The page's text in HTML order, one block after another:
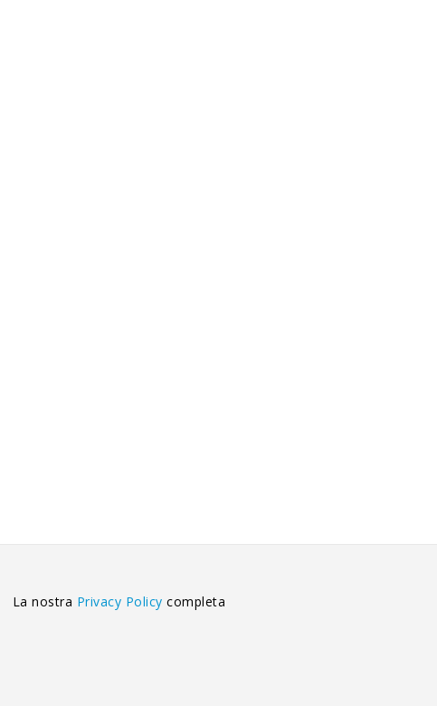
La nostra Privacy Policycompleta